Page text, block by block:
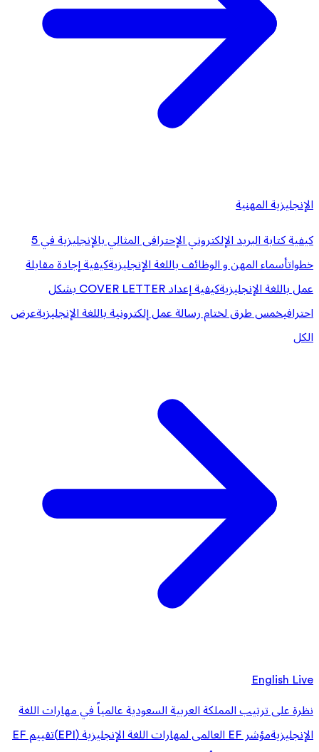
الإنجليزية المهنية
كيفية كتابة البريد الإلكتروني الإحترافى المثالي بالإنجليزية في 5
خطواتأسماء المهن و الوظائف باللغة الإنجليزيةكيفية إجادة مقابلة
عمل باللغة الإنجليزية
كيفية إعداد COVER LETTER بشكل
احترافيخمس طرق لختام رسالة عمل إلكترونية باللغة الإنجليزيةعرض
الكل
English Live
نظرة على ترتيب المملكة العربية السعودية عالمياً في مهارات اللغة
الإنجليزيةمؤشر EF العالمى لمهارات اللغة الإنجليزية (EPI)
تقييم EF